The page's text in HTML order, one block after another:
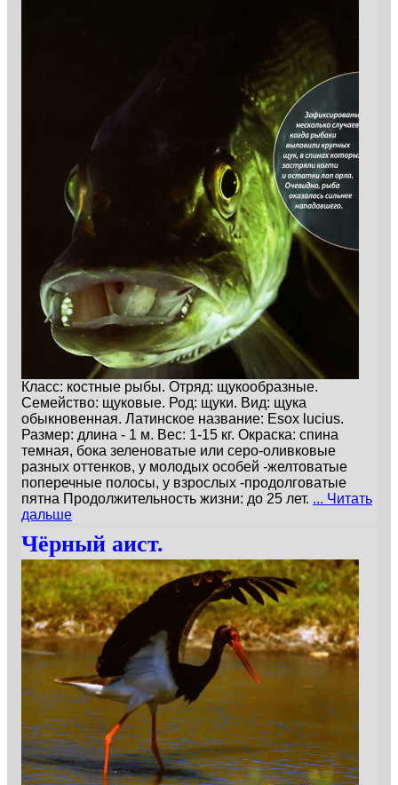
Класс: костные рыбы. Отряд: щукообразные.
Семейство: щуковые. Род: щуки. Вид: щука
обыкновенная. Латинское название: Esox lucius.
Размер: длина - 1 м. Вес: 1-15 кг. Окраска: спина
темная, бока зеленоватые или серо-оливковые
разных оттенков, у молодых особей -желтоватые
поперечные полосы, у взрослых -продолговатые
пятна Продолжительность жизни: до 25 лет. ... Читать
дальше
Чёрный аист.